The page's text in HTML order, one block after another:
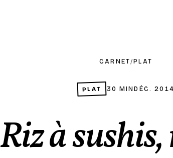
CARNET/ PLAT
PLAT 30 MINDÉC. 2014
Riz à